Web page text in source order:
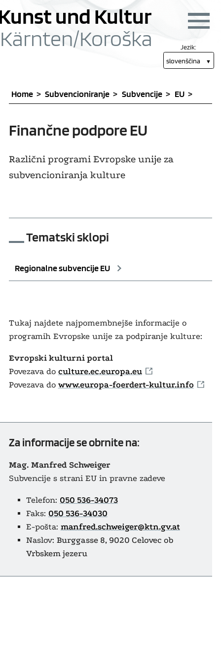
Skoči na glavni meni
und Kultur
Kärnten/Koroška
Jezik:
slovenščina
Home Subvencioniranje Subvencije EU
Finančne podpore EU
Različni programi Evropske unije za
subvencioniranja kulture
Tematski sklopi
Regionalne subvencije EU
Tukaj najdete najpomembnejše informacije o
programih Evropske unije za podpiranje kulture:
Evropski kulturni portal
Povezava do culture.ec.europa.eu
Povezava do www.europa-foerdert-kultur.info
Za informacije se obrnite na:
Mag. Manfred Schweiger
Subvencije s strani EU in pravne zadeve
Telefon: 050 536-34073
Faks: 050 536-34030
E-pošta: manfred.schweiger@ktn.gv.at
Naslov: Burggasse 8, 9020 Celovec ob
Vrbskem jezeru